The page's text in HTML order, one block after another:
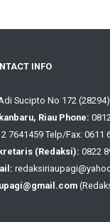
INFO
Sucipto No 172 (28294)
Riau Phone:
7641459 Telp/Fax: 0611
(Redaksi): 0822